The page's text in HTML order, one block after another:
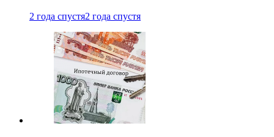
2 года спустя2 года спустя